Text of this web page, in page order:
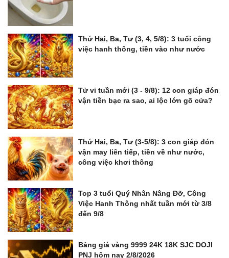
Thứ Hai, Ba, Tư (3, 4, 5/8): 3 tuổi công
việc hanh thông, tiền vào như nước
Tử vi tuần mới (3 - 9/8): 12 con giáp đón
vận tiền bạc ra sao, ai lộc lớn gõ cửa?
Thứ Hai, Ba, Tư (3-5/8): 3 con giáp đón
vận may liên tiếp, tiền về như nước,
công việc khơi thông
Top 3 tuổi Quý Nhân Nâng Đỡ, Công
Việc Hanh Thông nhất tuần mới từ 3/8
đến 9/8
Bảng giá vàng 9999 24K 18K SJC DOJI
PNJ hôm nay 2/8/2026